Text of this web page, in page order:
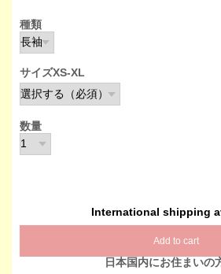
種類
サイズXS-XL
数量
International shipping
Add to cart
日本国内にお住まいの